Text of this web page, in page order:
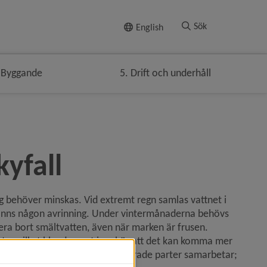
English Sök
5. Drift och underhåll
minskas. Vid extremt regn samlas vattnet i
någon avrinning. Under vintermånaderna behövs
vilket
bland annat innebär att det kan komma mer
är det viktigt att alla involverade parter samarbetar;